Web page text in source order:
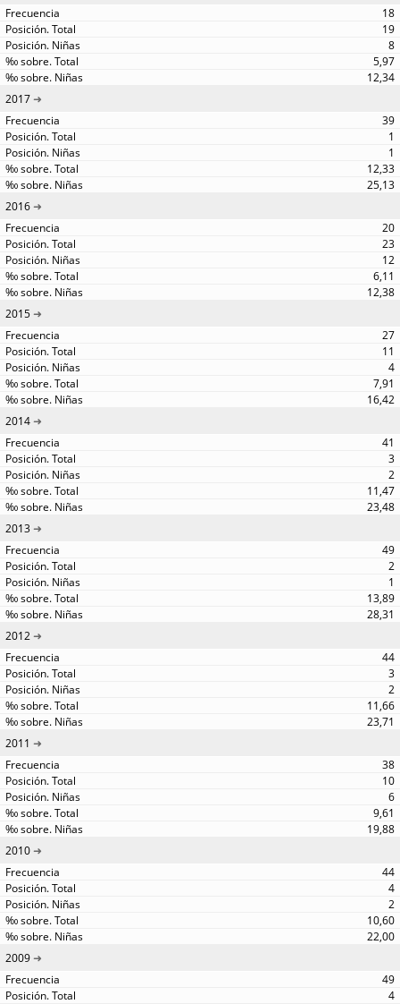
18
19
8
5,97
12,34
2017
39
1
1
12,33
25,13
2016
20
23
12
6,11
12,38
2015
27
11
4
7,91
16,42
2014
41
3
2
11,47
23,48
2013
49
2
1
13,89
28,31
2012
44
3
2
11,66
23,71
2011
38
10
6
9,61
19,88
2010
44
4
2
10,60
22,00
2009
49
4